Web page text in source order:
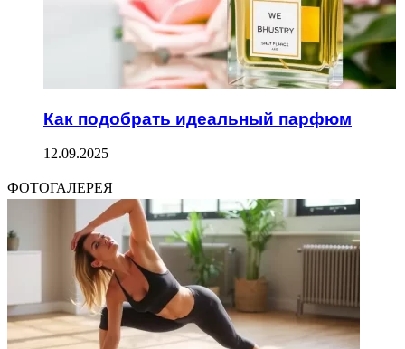
Как подобрать идеальный парфюм
12.09.2025
ФОТОГАЛЕРЕЯ